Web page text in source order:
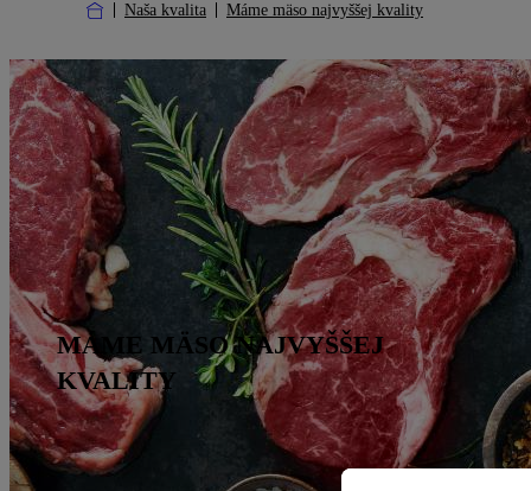
Naša kvalita Máme mäso najvyššej kvality
MÁME MÄSO NAJVYŠŠEJ
KVALITY